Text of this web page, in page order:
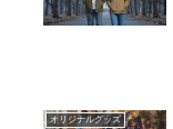
オリジナルグッズ